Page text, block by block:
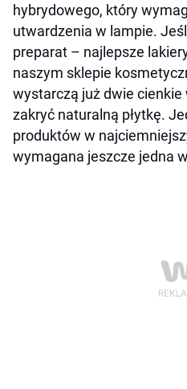
hybrydowego, który
utwardzenia w lampie.
preparat – najlepsze
naszym sklepie
wystarczą już dwie cienkie
zakryć naturalną płytkę.
produktów w
wymagana jeszcze jedna